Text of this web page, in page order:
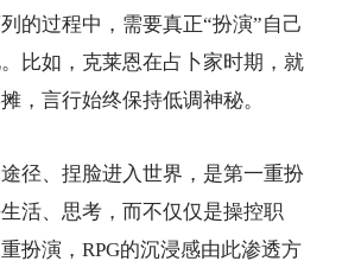
的过程中，需要真正“扮演”自己
比如，克莱恩在占卜家时期，就
，言行始终保持低调神秘。
径、捏脸进入世界，是第一重扮
活、思考，而不仅仅是操控职
扮演，RPG的沉浸感由此渗透方